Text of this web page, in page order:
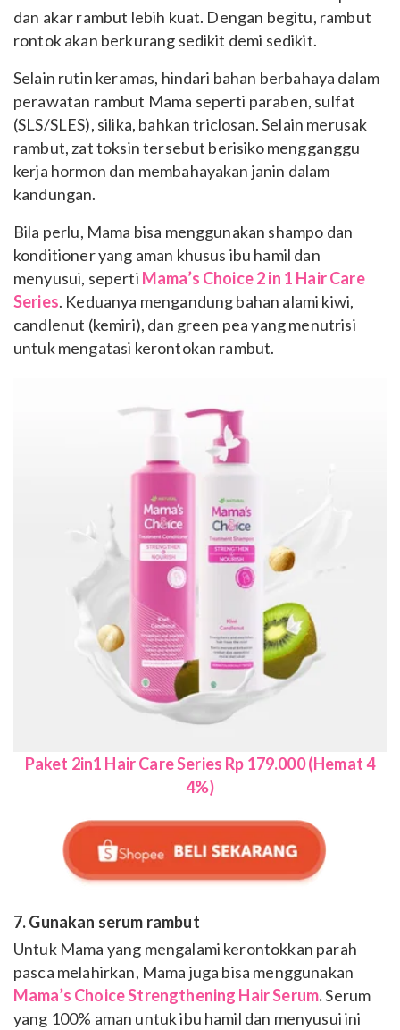
dan akar rambut lebih kuat. Dengan begitu, rambut
rontok akan berkurang sedikit demi sedikit.
Selain rutin keramas, hindari bahan berbahaya dalam
perawatan rambut Mama seperti paraben, sulfat
(SLS/SLES), silika, bahkan triclosan. Selain merusak
rambut, zat toksin tersebut berisiko mengganggu
kerja hormon dan membahayakan janin dalam
kandungan.
Bila perlu, Mama bisa menggunakan shampo dan
konditioner yang aman khusus ibu hamil dan
menyusui, seperti Mama’s Choice 2 in 1 Hair Care
Series. Keduanya mengandung bahan alami kiwi,
candlenut (kemiri), dan green pea yang menutrisi
untuk mengatasi kerontokan rambut.
Paket 2in1 Hair Care Series Rp 179.000 (Hemat 4
4%)
7. Gunakan serum rambut
Untuk Mama yang mengalami kerontokkan parah
pasca melahirkan, Mama juga bisa menggunakan
Mama’s Choice Strengthening Hair Serum.Serum
yang 100% aman untuk ibu hamil dan menyusui ini